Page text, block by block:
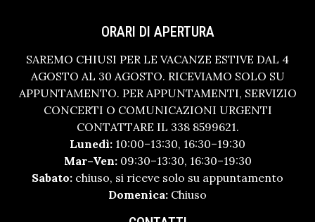
ORARI DI APERTURA
SAREMO CHIUSI PER LE VACANZE ESTIVE DAL 4
AGOSTO AL 30 AGOSTO. RICEVIAMO SOLO SU
APPUNTAMENTO. PER APPUNTAMENTI, SERVIZIO
CONCERTI O COMUNICAZIONI URGENTI
CONTATTARE IL 338 8599621.
Lunedì: 10:00–13:30, 16:30–19:30
Mar–Ven:09:30–13:30, 16:30–19:30
Sabato: chiuso, si riceve solo su appuntamento
Domenica: Chiuso